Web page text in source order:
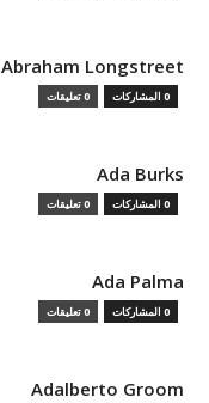
Abraham Longstreet
0 المشاركات 0 تعليقات
Ada Burks
0 المشاركات 0 تعليقات
Ada Palma
0 المشاركات 0 تعليقات
Adalberto Groom